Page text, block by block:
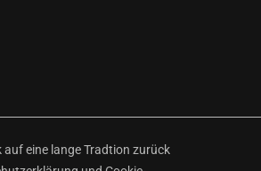
eine lange Tradtion zurück